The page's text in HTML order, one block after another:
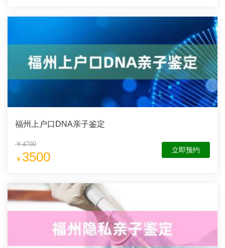
福州上户口DNA亲子鉴定
￥4700
￥ 3500 立即预约